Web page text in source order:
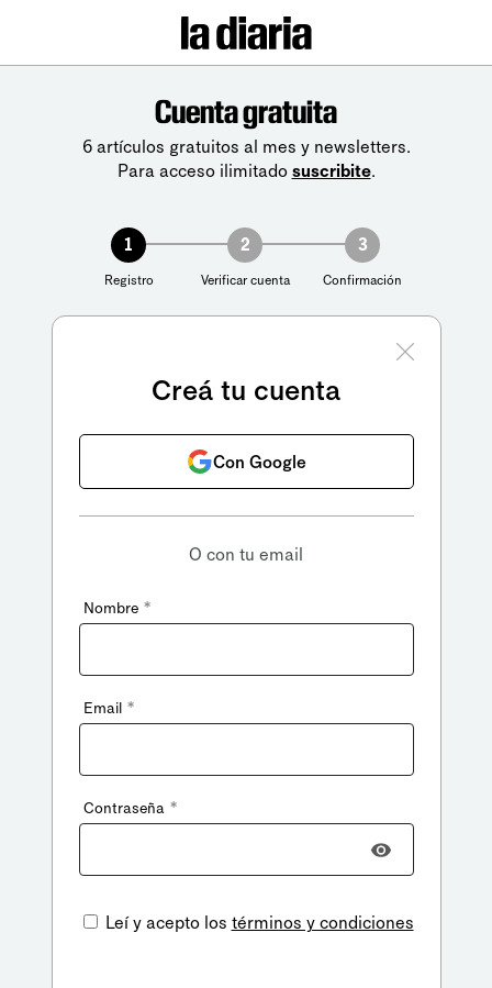
Cuenta gratuita
6 artículos gratuitos al mes y newsletters.
Para acceso ilimitado suscribite.
1
Registro
2
Verificar cuenta
3
Confirmación
Creá tu cuenta
Con Google
O con tu email
Nombre *
Email *
Contraseña *
Leí y acepto los términos y condiciones